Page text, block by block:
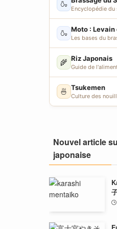
🍶
Encyclopédie du
🍶 Moto : Levain
Les bases du
🌾 Riz Japonais
Guide de
🍜 Tsukemen
Culture des
Nouvel article
japonaise